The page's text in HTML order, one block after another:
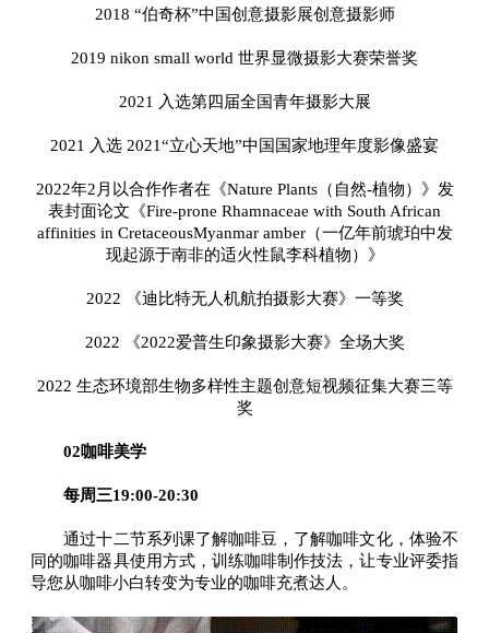
2018 “伯奇杯”中国创意摄影展创意摄影师
2019 nikon small world 世界显微摄影大赛荣誉奖
2021 入选第四届全国青年摄影大展
2021 入选 2021“立心天地”中国国家地理年度影像盛宴
2022年2月以合作作者在《Nature Plants（自然-植物）》发
表封面论文《Fire-prone Rhamnaceae with South African
affinities in CretaceousMyanmar amber（一亿年前琥珀中发
现起源于南非的适火性鼠李科植物）》
2022 《迪比特无人机航拍摄影大赛》一等奖
2022 《2022爱普生印象摄影大赛》全场大奖
2022 生态环境部生物多样性主题创意短视频征集大赛三等
奖
02咖啡美学
每周三19:00-20:30
通过十二节系列课了解咖啡豆，了解咖啡文化，体验不
同的咖啡器具使用方式，训练咖啡制作技法，让专业评委指
导您从咖啡小白转变为专业的咖啡充煮达人。